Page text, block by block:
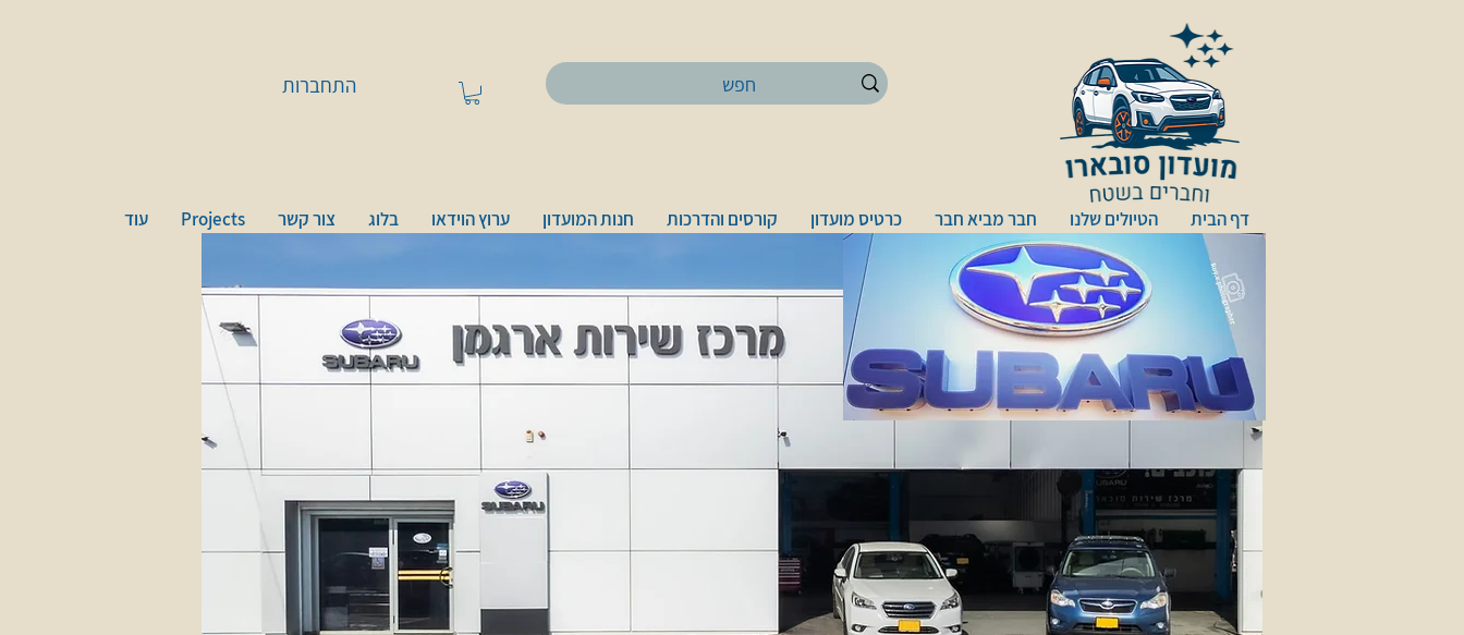
התחברות
דף הבית הטיולים שלנו חבר מביא חבר כרטיס מועדון קורסים והדרכות חנות המועדון ערוץ הוידאו בלוג צור קשר Projects עוד